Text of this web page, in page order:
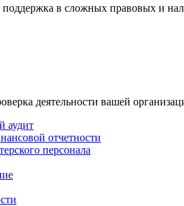
поддержка в сложных правовых и
деятельности вашей
аудит
отчетности
персонала